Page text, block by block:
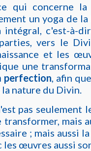
qui concerne
un yoga de
intégral, c'est-à-
vers le
et les
une
perfection, afin
la nature du Divin.
pas
transformer, mais
; mais aussi
les œuvres aussi